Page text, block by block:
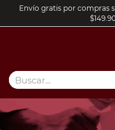
Envío gratis por compras